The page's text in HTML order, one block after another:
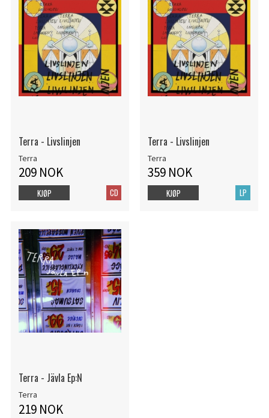
Terra - Livslinjen
Terra
209 NOK
CD
KJØP
Terra - Livslinjen
Terra
359 NOK
LP
KJØP
Terra - Jävla Ep:N
Terra
219 NOK